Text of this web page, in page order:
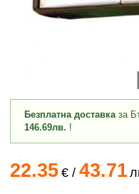
Безплатна доставказа
146.69лв. !
22.35 €/ 43.71